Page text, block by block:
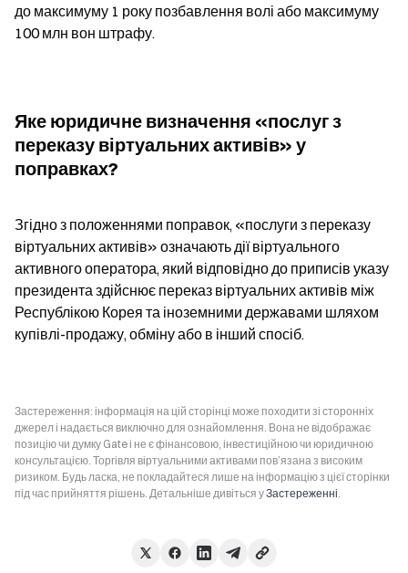
до максимуму 1 року позбавлення волі або максимуму
100 млн вон штрафу.
Яке юридичне визначення «послуг з
переказу віртуальних активів» у
поправках?
Згідно з положеннями поправок, «послуги з переказу
віртуальних активів» означають дії віртуального
активного оператора, який відповідно до приписів указу
президента здійснює переказ віртуальних активів між
Республікою Корея та іноземними державами шляхом
купівлі-продажу, обміну або в інший спосіб.
Застереження: інформація на цій сторінці може походити зі сторонніх
джерел і надається виключно для ознайомлення. Вона не відображає
позицію чи думку Gate і не є фінансовою, інвестиційною чи юридичною
консультацією. Торгівля віртуальними активами пов’язана з високим
ризиком. Будь ласка, не покладайтеся лише на інформацію з цієї сторінки
під час прийняття рішень. Детальніше дивіться уЗастереженні.